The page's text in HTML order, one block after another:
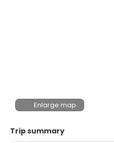
Enlarge map
Trip summary